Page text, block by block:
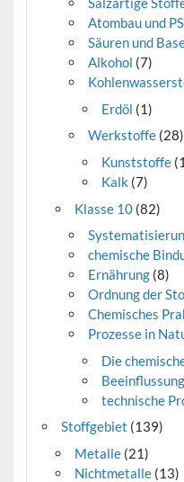
Atombau und
Säuren und
Alkohol (7)
Erdöl (1)
Werkstoffe (28)
Kunststoffe
Kalk (7)
Klasse 10(82)
chemische
Ernährung (8)
Ordnung der
Chemisches
Prozesse in
Die
technische
Stoffgebiet (139)
Metalle(21)
Nichtmetalle(13)